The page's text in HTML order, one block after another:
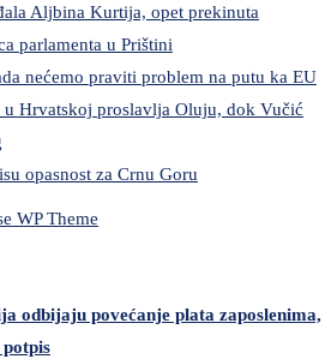
Aljbina Kurtija, opet prekinuta
parlamenta u Prištini
nećemo praviti problem na putu ka EU
u Hrvatskoj proslavlja Oluju, dok Vučić
opasnost za Crnu Goru
odbijaju povećanje plata zaposlenima,